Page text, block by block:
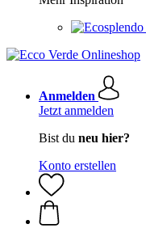
Anmelden
Jetzt anmelden
Bist du neu hier?
Konto erstellen